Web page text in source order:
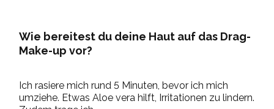
Wie bereitest du deine Haut auf das Drag-
Make-up vor?
Ich rasiere mich rund 5 Minuten, bevor ich mich
umziehe. Etwas Aloe vera hilft, Irritationen zu lindern.